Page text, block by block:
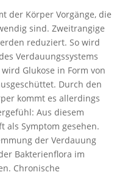
der Körper Vorgänge, die
sind. Zweitrangige
reduziert. So wird
Verdauungssystems
Glukose in Form von
Durch den
kommt es allerdings
Aus diesem
als Symptom gesehen.
der Verdauung
Bakterienflora im
Chronische